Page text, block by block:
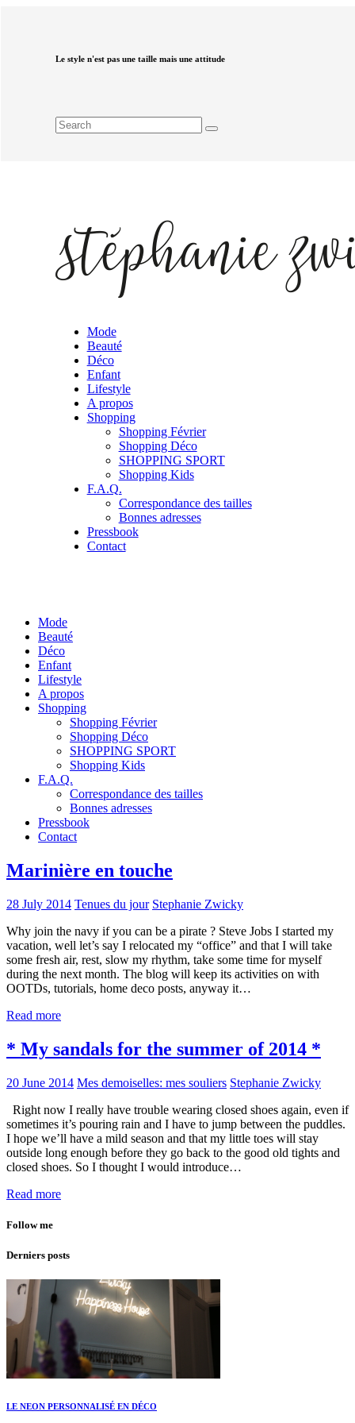
Le style n'est pas une taille mais une attitude
Mode
Beauté
Déco
Enfant
Lifestyle
A propos
Shopping
Shopping Février
Shopping Déco
SHOPPING SPORT
Shopping Kids
F.A.Q.
Correspondance des tailles
Bonnes adresses
Pressbook
Contact
Mode
Beauté
Déco
Enfant
Lifestyle
A propos
Shopping
Shopping Février
Shopping Déco
SHOPPING SPORT
Shopping Kids
F.A.Q.
Correspondance des tailles
Bonnes adresses
Pressbook
Contact
Marinière en touche
28 July 2014 Tenues du jour Stephanie Zwicky
Why join the navy if you can be a pirate ? Steve Jobs I started my
vacation, well let’s say I relocated my “office” and that I will take
some fresh air, rest, slow my rhythm, take some time for myself
during the next month. The blog will keep its activities on with
OOTDs, tutorials, home deco posts, anyway it…
Read more
* My sandals for the summer of 2014 *
20 June 2014 Mes demoiselles: mes souliers Stephanie Zwicky
Right now I really have trouble wearing closed shoes again, even if
sometimes it’s pouring rain and I have to jump between the puddles.
I hope we’ll have a mild season and that my little toes will stay
outside long enough before they go back to the good old tights and
closed shoes. So I thought I would introduce…
Read more
Follow me
Derniers posts
LE NEON PERSONNALISÉ EN DÉCO